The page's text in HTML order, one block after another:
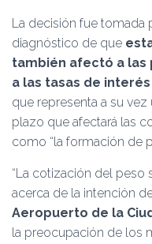
La decisión fue tomada
diagnóstico de que
también afectó a las
a las tasas de
que representa a su
plazo que afectará las
como “la formación de
“La cotización del peso
acerca de la intención
Aeropuerto de la
la preocupación de los